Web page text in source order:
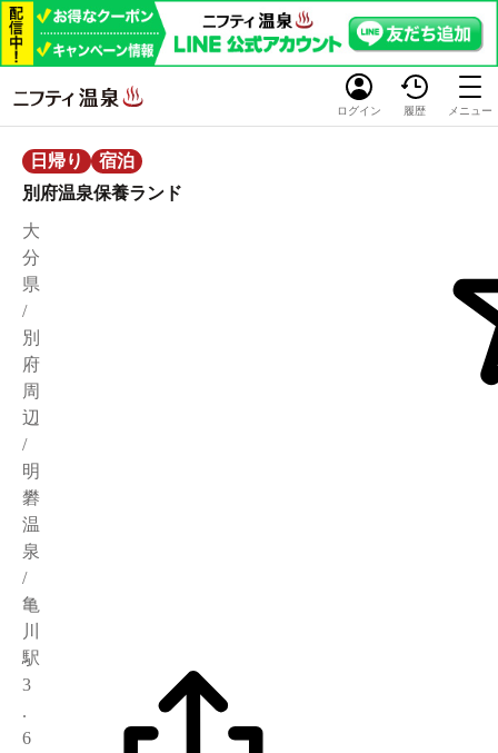
ログイン 履歴 メニュー
日帰り
宿泊
別府温泉保養ランド
大
分
県
/
別
府
周
辺
/
明
礬
温
泉
/
亀
川
駅
3
.
6